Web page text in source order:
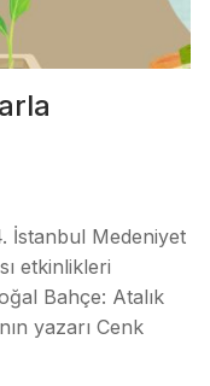
İstanbul Medeniyet
etkinlikleri
Bahçe: Atalık
yazarı Cenk